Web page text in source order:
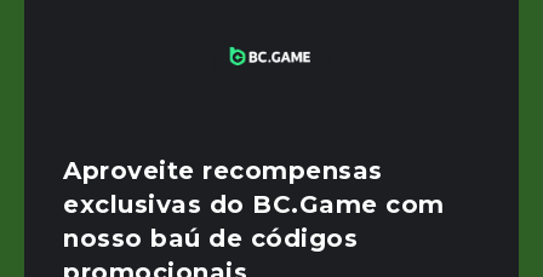
Aproveite recompensas
exclusivas do BC.Game com
nosso baú de códigos